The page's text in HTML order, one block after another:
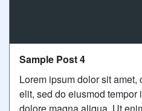
Sample Post 4
Lorem ipsum dolor sit
elit, sed do eiusmod tempor